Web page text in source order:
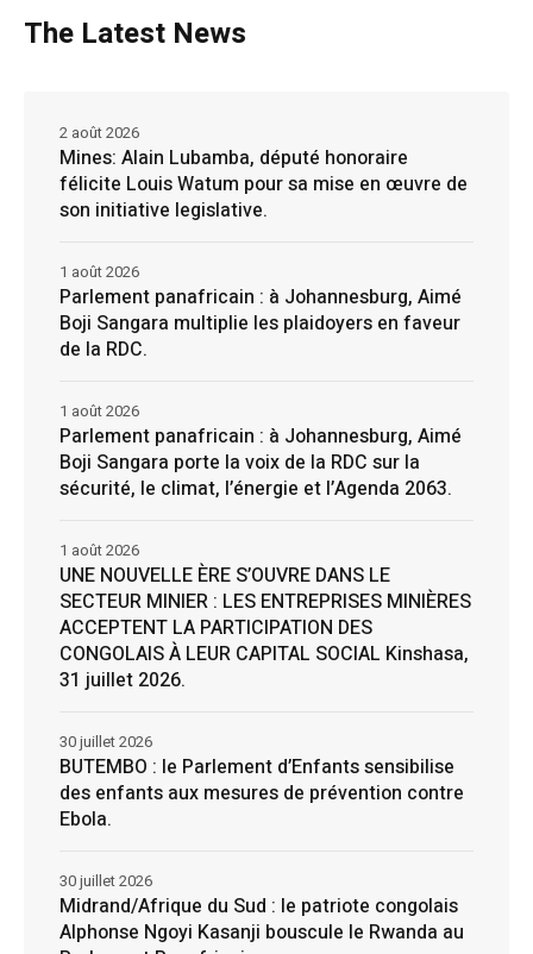
The Latest News
Mines: Alain Lubamba, député honoraire
félicite Louis Watum pour sa mise en œuvre de
son initiative legislative.
2 août 2026
Parlement panafricain : à Johannesburg, Aimé
Boji Sangara multiplie les plaidoyers en faveur
de la RDC.
1 août 2026
Parlement panafricain : à Johannesburg, Aimé
Boji Sangara porte la voix de la RDC sur la
sécurité, le climat, l’énergie et l’Agenda 2063.
1 août 2026
UNE NOUVELLE ÈRE S’OUVRE DANS LE
SECTEUR MINIER : LES ENTREPRISES MINIÈRES
ACCEPTENT LA PARTICIPATION DES
CONGOLAIS À LEUR CAPITAL SOCIAL Kinshasa,
31 juillet 2026.
1 août 2026
BUTEMBO : le Parlement d’Enfants sensibilise
des enfants aux mesures de prévention contre
Ebola.
30 juillet 2026
Midrand/Afrique du Sud : le patriote congolais
Alphonse Ngoyi Kasanji bouscule le Rwanda au
30 juillet 2026